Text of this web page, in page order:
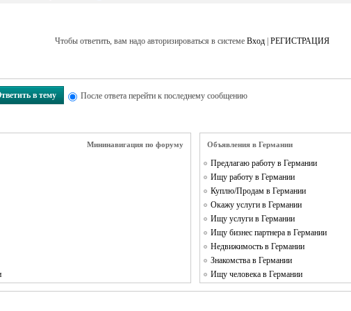
Чтобы ответить, вам надо авторизироваться в системе Вход РЕГИСТРАЦИЯ
в тему После ответа перейти к последнему сообщению
Мининавигация по форуму Объявления в Германии
Предлагаю работу в Германии
Ищу работу в Германии
Куплю/Продам в Германии
Окажу услуги в Германии
Ищу услуги в Германии
Ищу бизнес партнера в Германии
Недвижимость в Германии
Знакомства в Германии
Ищу человека в Германии